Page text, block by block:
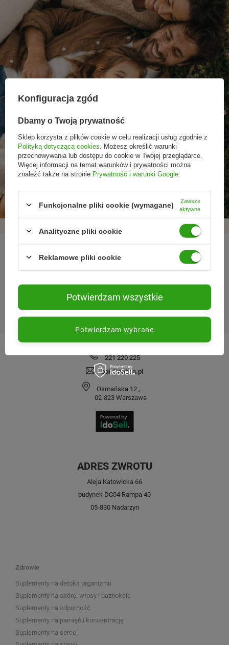
Promocje tylko dla
subskrybentów
Nowości przed
premierą
Rezygnacja w każdej
chwili
REGULAMINY
MOJE ZAMÓWIENIE
KONTAKT
221 220 225
bok@nabea.pl
Osmańska 12 ,
02-823 Warszawa
ADRES ZWROTU
Aleja Katowicka 66
budynek DC04 Rampa 40
05-830 Nadarzyn
Zdrowie
Suplementy na detoks organizmu
Suplementy na skórę, włosy i paznokcie
Suplementy na odporność
Suplementy na pamięć i koncentrację
Suplementy na serce
Konfiguracja zgód
Dbamy o Twoją prywatność
Sklep korzysta z plików cookie w celu realizacji usług zgodnie z
Polityką dotyczącą cookies . Możesz określić warunki
przechowywania lub dostępu do cookie w Twojej przeglądarce.
Więcej informacji na temat warunków i prywatności można
znaleźć także na stronie Prywatność i warunki Google
Funkcjonalne pliki cookie (wymagane)
Zawsze
aktywne
Analityczne pliki cookie
Reklamowe pliki cookie
Potwierdzam wybrane
Potwierdzam wszystkie